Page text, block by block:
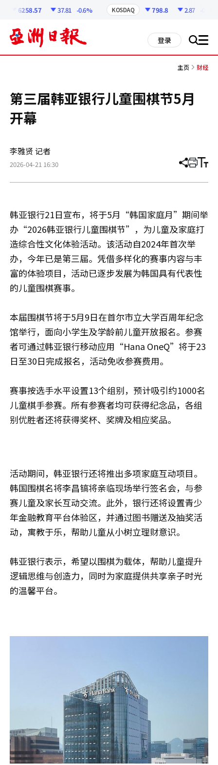
6258.57 37.81 -0.6% KOSDAQ 798.8 2.87 -0.36%
登录 搜 all
主页 财经
第三届韩亚银行儿童围棋节5月
开幕
李雅贤 记者
2026-04-21 16:30 分
章
打 调
小
韩亚银行21日宣布，将于5月“韩国家庭月”期间举
办“2026韩亚银行儿童围棋节”，为儿童及家庭打
造综合性文化体验活动。该活动自2024年首次举
办，今年已是第三届。凭借多样化的赛事内容与丰
富的体验项目，活动已逐步发展为韩国具有代表性
的儿童围棋赛事。
本届围棋节将于5月9日在首尔市立大学百周年纪念
馆举行，面向小学生及学龄前儿童开放报名。参赛
者可通过韩亚银行移动应用“Hana OneQ”将于23
日至30日完成报名，活动免收参赛费用。
赛事按选手水平设置13个组别，预计吸引约1000名
儿童棋手参赛。所有参赛者均可获得纪念品，各组
别优胜者还将获得奖杯、奖牌及相应奖品。
活动期间，韩亚银行还将推出多项家庭互动项目。
韩国围棋名将李昌镐将亲临现场举行签名会，与参
赛儿童及家长互动交流。此外，银行还将设置青少
年金融教育平台体验区，并通过图书赠送及抽奖活
动，寓教于乐，帮助儿童从小树立理财意识。
韩亚银行表示，希望以围棋为载体，帮助儿童提升
逻辑思维与创造力，同时为家庭提供共享亲子时光
的温馨平台。